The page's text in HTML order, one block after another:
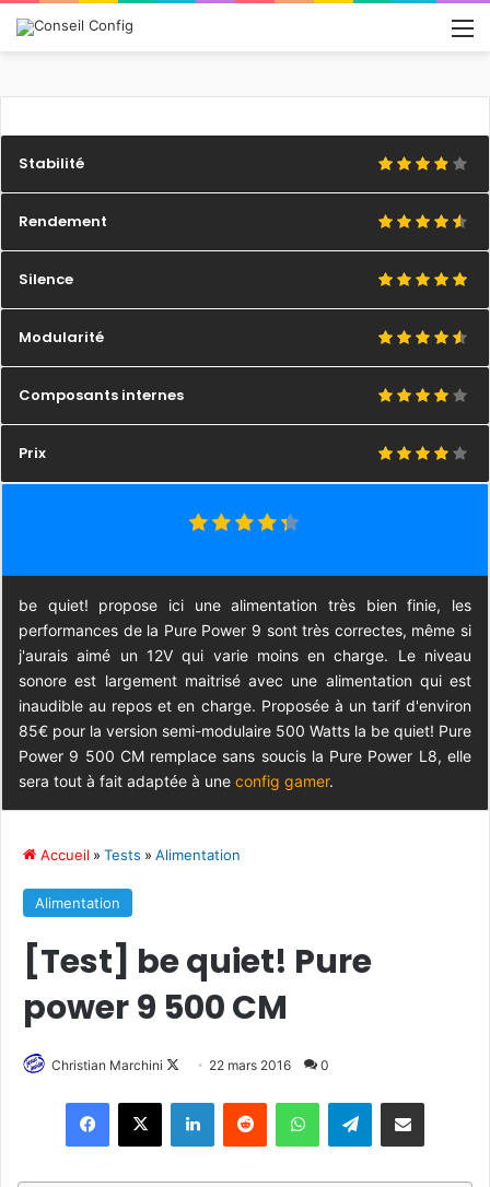
Stabilité
Rendement
Silence
Modularité
Composants internes
Prix
be quiet! propose ici une alimentation très bien finie, les
performances de la Pure Power 9 sont très correctes, même si
j'aurais aimé un 12V qui varie moins en charge. Le niveau
sonore est largement maitrisé avec une alimentation qui est
inaudible au repos et en charge. Proposée à un tarif d'environ
85€ pour la version semi-modulaire 500 Watts la be quiet! Pure
Power 9 500 CM remplace sans soucis la Pure Power L8, elle
sera tout à fait adaptée à une config gamer.
Accueil » Tests » Alimentation
Alimentation
[Test] be quiet! Pure
power 9 500 CM
Christian Marchini
l
22 mars 2016 0
Telegram